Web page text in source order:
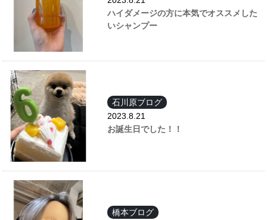
ハイダメージの方に本気でオススメした
いシャンプー
石川原ブログ
2023.8.21
お誕生日でした！！
橋本ブログ